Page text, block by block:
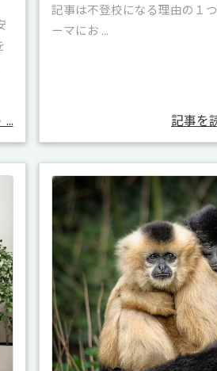
記事は不登校になる理由の１
ーマにお ...
記事を